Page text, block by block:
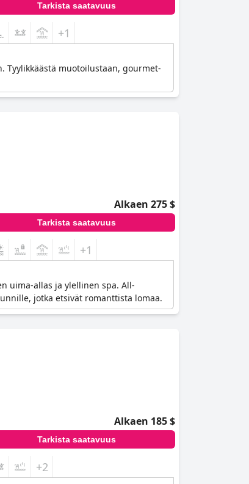
Tarkista saatavuus
+1
Tyylikkäästä muotoilustaan, gourmet-
Alkaen 275 $
Tarkista saatavuus
+1
uima-allas ja ylellinen spa. All-
jotka etsivät romanttista lomaa.
Alkaen 185 $
Tarkista saatavuus
+2